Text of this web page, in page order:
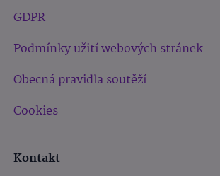
GDPR
Podmínky užití webových stránek
Obecná pravidla soutěží
Cookies
Kontakt